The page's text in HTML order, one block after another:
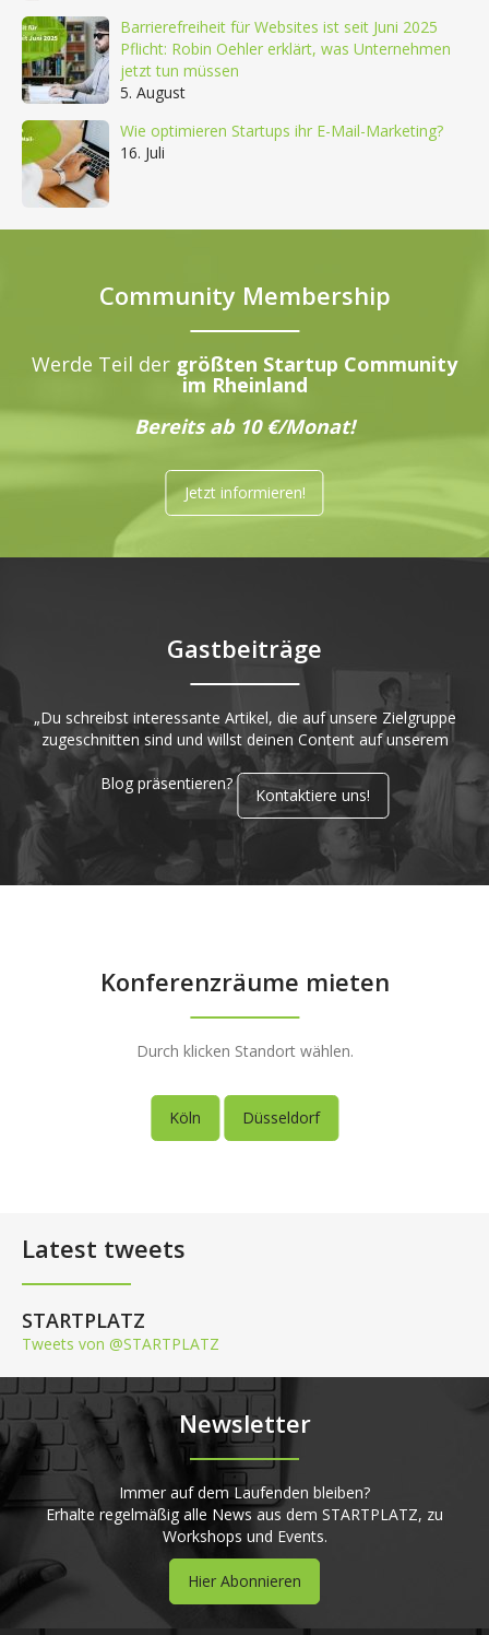
Barrierefreiheit für Websites ist seit Juni 2025
Pflicht: Robin Oehler erklärt, was Unternehmen
jetzt tun müssen
5. August
Wie optimieren Startups ihr E-Mail-Marketing?
16. Juli
Community Membership
Werde Teil der größten Startup Community
im Rheinland
Bereits ab 10 €/Monat!
Jetzt informieren!
Gastbeiträge
„Du schreibst interessante Artikel, die auf unsere Zielgruppe
zugeschnitten sind und willst deinen Content auf unserem
Blog präsentieren?
Kontaktiere uns!
Konferenzräume mieten
Durch klicken Standort wählen.
Köln Düsseldorf
Latest tweets
STARTPLATZ
Tweets von @STARTPLATZ
Newsletter
Immer auf dem Laufenden bleiben?
Erhalte regelmäßig alle News aus dem STARTPLATZ, zu
Workshops und Events.
Hier Abonnieren